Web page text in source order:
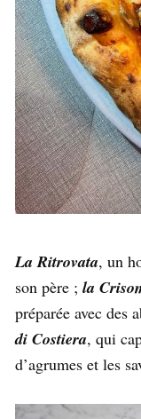
La Ritrovata, un
son père ; la
préparée avec des
di Costiera, qui
d’agrumes et les